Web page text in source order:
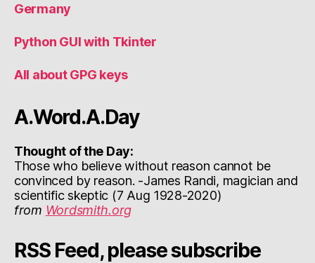
Germany
Python GUI with Tkinter
All about GPG keys
A.Word.A.Day
Thought of the Day:
Those who believe without reason cannot be
convinced by reason. -James Randi, magician and
scientific skeptic (7 Aug 1928-2020)
from Wordsmith.org
RSS Feed, please subscribe